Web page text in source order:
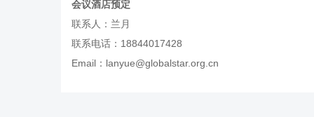
会议酒店预定
联系人：兰月
联系电话：18844017428
Email：lanyue@globalstar.org.cn